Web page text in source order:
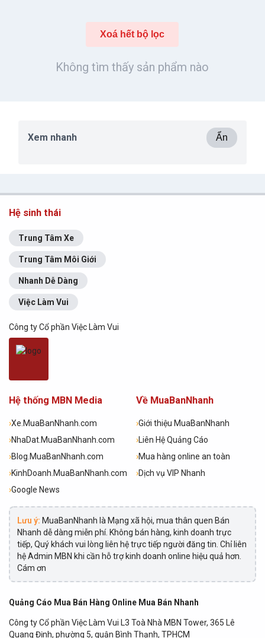
Xoá hết bộ lọc
Không tìm thấy sản phẩm nào
Xem nhanh Ẩn
Hệ sinh thái
Trung Tâm Xe
Trung Tâm Môi Giới
Nhanh Dễ Dàng
Việc Làm Vui
Công ty Cổ phần Việc Làm Vui
Hệ thống MBN Media
›Xe.MuaBanNhanh.com
›NhaDat.MuaBanNhanh.com
›Blog.MuaBanNhanh.com
›KinhDoanh.MuaBanNhanh.com
›Google News
Về MuaBanNhanh
›Giới thiệu MuaBanNhanh
›Liên Hệ Quảng Cáo
›Mua hàng online an toàn
›Dịch vụ VIP Nhanh
Lưu ý: MuaBanNhanh là Mạng xã hội, mua thân quen Bán
Nhanh dễ dàng miễn phí. Không bán hàng, kinh doanh trực
tiếp, Quý khách vui lòng liên hệ trực tiếp người đăng tin. Chỉ liên
hệ Admin MBN khi cần hỗ trợ kinh doanh online hiệu quả hơn.
Cám ơn
Quảng Cáo Mua Bán Hàng Online Mua Bán Nhanh
Công ty Cổ phần Việc Làm Vui L3 Toà Nhà MBN Tower, 365 Lê
Quang Định, phường 5, quận Bình Thạnh, TPHCM